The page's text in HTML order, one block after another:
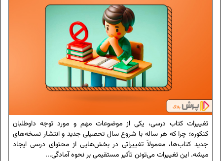
تغییرات کتاب درسی، یکی از موضوعات مهم و مورد توجه داوطلبان
کنکوره؛ چرا که هر ساله با شروع سال تحصیلی جدید و انتشار نسخه‌های
جدید کتاب‌ها، معمولاً تغییراتی در بخش‌هایی از محتوای درسی ایجاد
میشه. این تغییرات می‌تونن تأثیر مستقیمی بر نحوه‌ آمادگی...